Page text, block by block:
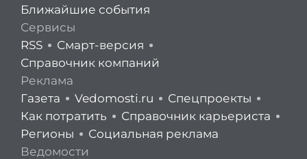
Ближайшие события
Сервисы
RSS
Смарт-версия
Справочник компаний
Реклама
Газета
Vedomosti.ru
Спецпроекты
Как потратить
Справочник карьериста
Регионы
Социальная реклама
Ведомости